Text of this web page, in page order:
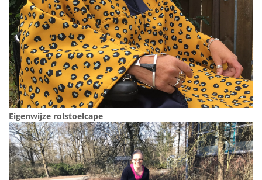
Eigenwijze rolstoelcape